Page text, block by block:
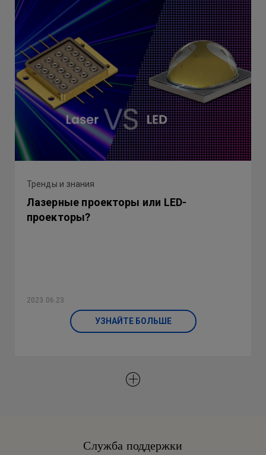
Тренды и знания
Лазерные проекторы или LED-
проекторы?
2023.06.23
УЗНАЙТЕ БОЛЬШЕ
Служба поддержки